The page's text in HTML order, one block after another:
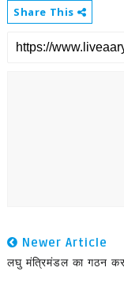
Share This
Newer Article
लघु मंत्रिमंडल का गठन